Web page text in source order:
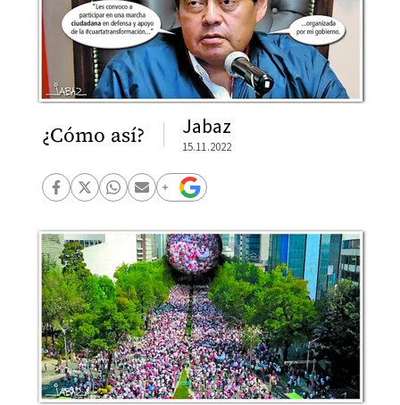
¿Cómo así? Jabaz
15.11.2022